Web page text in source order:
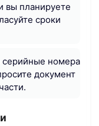
вы планируете
сроки
номера
документ